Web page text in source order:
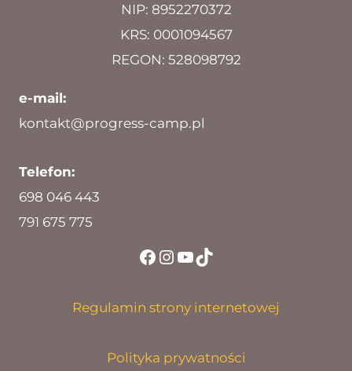
NIP: 8952270372
KRS: 0001094567
REGON: 528098792
e-mail:
kontakt@progress-camp.pl
Telefon:
698 046 443
791 675 775
Facebook
Instagram
YouTube
TikTok
Regulamin strony internetowej
Polityka prywatności